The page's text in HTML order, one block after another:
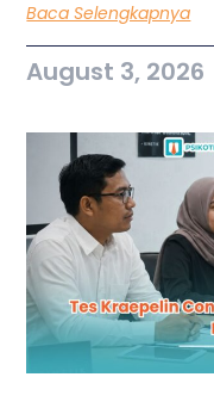
Baca Selengkapnya
August 3, 2026